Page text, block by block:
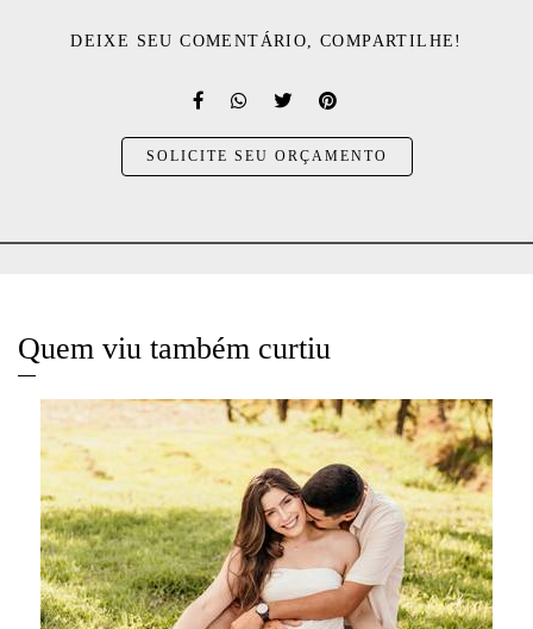
DEIXE SEU COMENTÁRIO, COMPARTILHE!
SOLICITE SEU ORÇAMENTO
Quem viu também curtiu